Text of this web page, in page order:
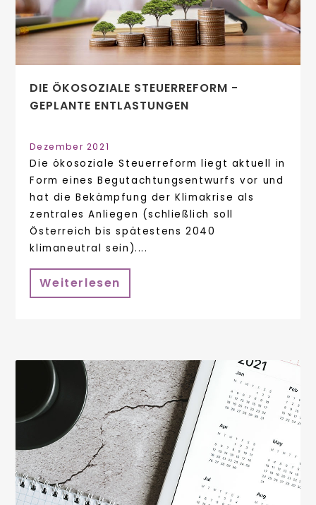
DIE ÖKOSOZIALE STEUERREFORM -
GEPLANTE ENTLASTUNGEN
Dezember 2021
Die ökosoziale Steuerreform liegt aktuell in
Form eines Begutachtungsentwurfs vor und
hat die Bekämpfung der Klimakrise als
zentrales Anliegen (schließlich soll
Österreich bis spätestens 2040
klimaneutral sein)....
Weiterlesen